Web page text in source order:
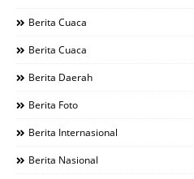
Berita Cuaca
Berita Cuaca
Berita Daerah
Berita Foto
Berita Internasional
Berita Nasional